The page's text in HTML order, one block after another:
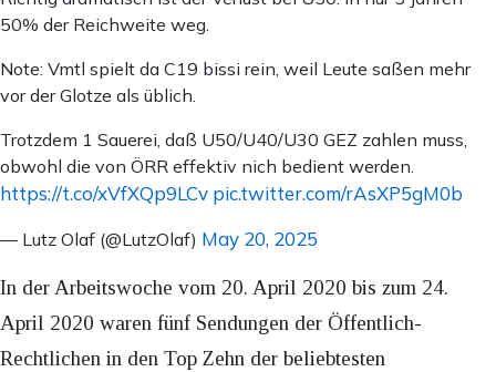
50% der Reichweite weg.
Note: Vmtl spielt da C19 bissi rein, weil Leute saßen mehr
vor der Glotze als üblich.
Trotzdem 1 Sauerei, daß U50/U40/U30 GEZ zahlen muss,
obwohl die von ÖRR effektiv nich bedient werden.
https://t.co/xVfXQp9LCv pic.twitter.com/rAsXP5gM0b
— Lutz Olaf (@LutzOlaf) May 20, 2025
In der Arbeitswoche vom 20. April 2020 bis zum 24.
April 2020 waren fünf Sendungen der Öffentlich-
Rechtlichen in den Top Zehn der beliebtesten